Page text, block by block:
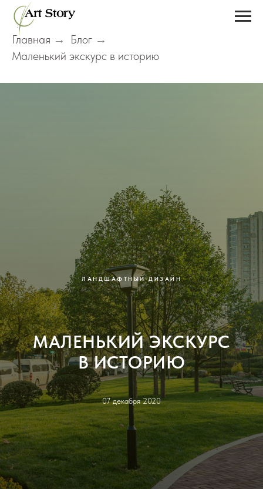
Главная → Блог →
Маленький экскурс в историю
ЛАНДШАФТНЫЙ ДИЗАЙН
МАЛЕНЬКИЙ ЭКСКУРС
В ИСТОРИЮ
07 декабря 2020